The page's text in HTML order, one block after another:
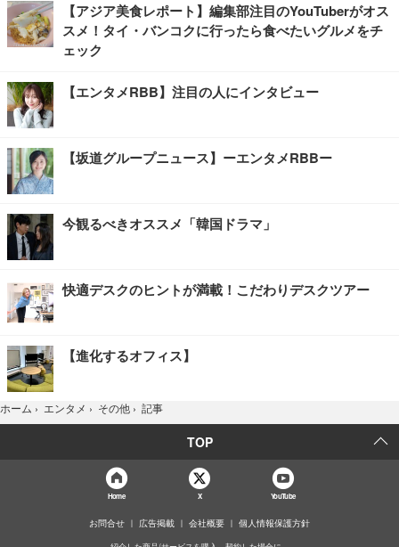
【アジア美食レポート】編集部注目のYouTuberがオス
スメ！タイ・バンコクに行ったら食べたいグルメをチ
ェック
【エンタメRBB】注目の人にインタビュー
【坂道グループニュース】ーエンタメRBBー
今観るべきオススメ「韓国ドラマ」
快適デスクのヒントが満載！こだわりデスクツアー
【進化するオフィス】
ホーム › エンタメ › その他 › 記事
TOP
Home X YouTube
お問合せ 広告掲載 会社概要 個人情報保護方針